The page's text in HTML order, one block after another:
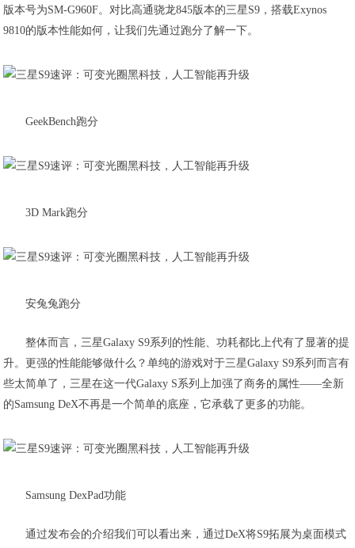
版本号为SM-G960F。对比高通骁龙845版本的三星S9，搭载Exynos
9810的版本性能如何，让我们先通过跑分了解一下。
GeekBench跑分
3D Mark跑分
安兔兔跑分
整体而言，三星Galaxy S9系列的性能、功耗都比上代有了显著的提
升。更强的性能能够做什么？单纯的游戏对于三星Galaxy S9系列而言有
些太简单了，三星在这一代Galaxy S系列上加强了商务的属性——全新
的Samsung DeX不再是一个简单的底座，它承载了更多的功能。
Samsung DexPad功能
通过发布会的介绍我们可以看出来，通过DeX将S9拓展为桌面模式